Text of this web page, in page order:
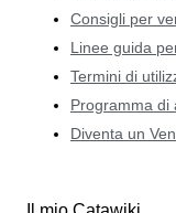
Consigli per
Linee guida
Termini di
Programma di
Diventa un